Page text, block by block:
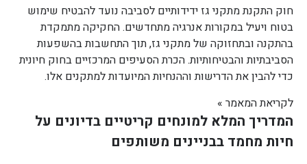
חוק התקנת מתקני גז ידידותיים לסביבה נועד להבטיח שימוש
בטוח ויעיל במקורות אנרגיה מתחדשים. החקיקה מתמקדת
בהתקנה ובתחזוקה של מתקני גז, תוך התחשבות בהשפעות
הסביבתיות והבטיחותיות. הכרת הסעיפים המרכזיים בחוק חיונית
כדי להבין את הדרישות וההנחיות המיועדות למתקנים אלו.
לקריאת המאמר »
המדריך המלא למונחים קריטיים בדיונים על
חיות מחמד בבניינים משותפים